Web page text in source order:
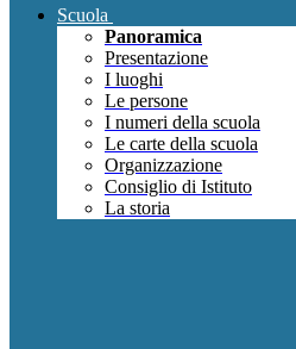
Scuola
Panoramica
Presentazione
I luoghi
Le persone
I numeri della scuola
Le carte della scuola
Organizzazione
Consiglio di Istituto
La storia